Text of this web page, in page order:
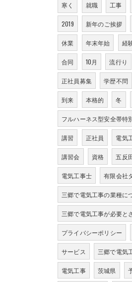
寒く 就職 工事
2019 新年のご挨拶
休業 年末年始 経
合同 10月 流行り
正社員募集 学歴不問
到来 本格的 冬
フルハーネス型安全帯特
講習 正社員 電気
講習会 資格 五反
電気工事士 有限会社
三郷で電気工事の業種に
三郷で電気工事が必要と
プライバシーポリシー
サービス 三郷で電気
電気工事 茨城県